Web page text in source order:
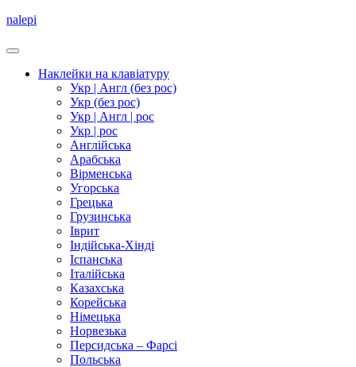
nalepi
Наклейки на клавіатуру
Укр | Англ (без рос)
Укр (без рос)
Укр | Англ | рос
Укр | рос
Англійська
Арабська
Вірменська
Угорська
Грецька
Грузинська
Іврит
Індійська-Хінді
Іспанська
Італійська
Казахська
Корейська
Німецька
Норвезька
Персидська – Фарсі
Польська